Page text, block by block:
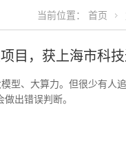
当前位置： 首页
目，获上海市科技
型、大算力。但很少有人
出错误判断。